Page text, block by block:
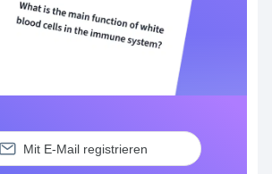
Mit E-Mail registrieren